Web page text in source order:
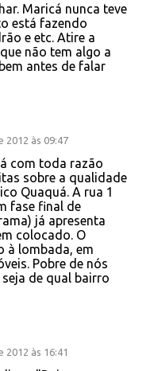
Maricá nunca teve
está fazendo
e etc. Atire a
não tem algo a
antes de falar
2012 às 09:47
com toda razão
sobre a qualidade
Quaquá. A rua 1
fase final de
já apresenta
colocado. O
à lombada, em
Pobre de nós
de qual bairro
2012 às 16:41